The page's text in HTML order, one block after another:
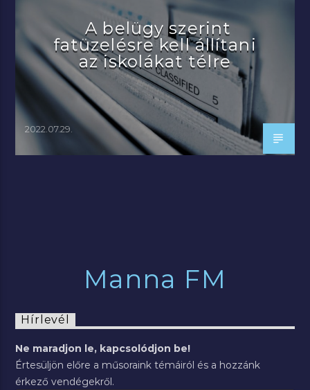
A belügy szerint
fatüzelésre kell állítani
az iskolákat télre
2022.07.29.
Manna FM
Hírlevél
Ne maradjon le, kapcsolódjon be!
Értesüljön előre a műsoraink témáiról és a hozzánk
érkező vendégekről.